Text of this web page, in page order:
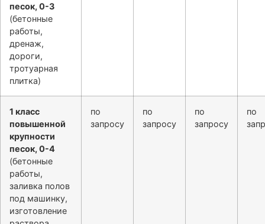
песок, 0-3
(бетонные
работы,
дренаж,
дороги,
тротуарная
плитка)
1 класс
повышенной
крупности
песок, 0-4
(бетонные
работы,
заливка полов
под машинку,
изготовление
по
запросу
по
запросу
по
запросу
по